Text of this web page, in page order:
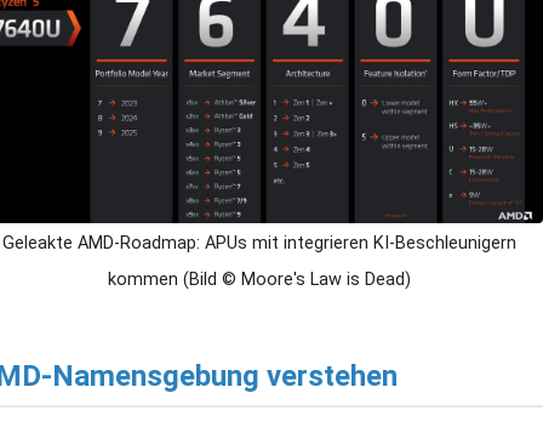
Geleakte AMD-Roadmap: APUs mit integrieren KI-Beschleunigern
kommen (Bild © Moore's Law is Dead)
Namensgebung verstehen